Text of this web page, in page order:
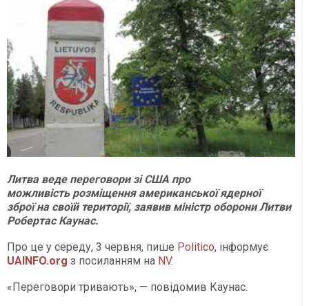
Литва веде переговори зі США про
можливість розміщення американської ядерної
зброї на своїй території, заявив міністр оборони Литви
Робертас Каунас.
Про це у середу, 3 червня, пише Politico, інформує
UAINFO.org з посиланням на NV.
«Переговори тривають», — повідомив Каунас.